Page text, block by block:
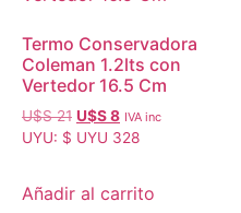
Termo Conservadora
Coleman 1.2lts con
Vertedor 16.5 Cm
U$S21 U$S8 IVA inc
UYU: $ UYU 328
Añadir al carrito